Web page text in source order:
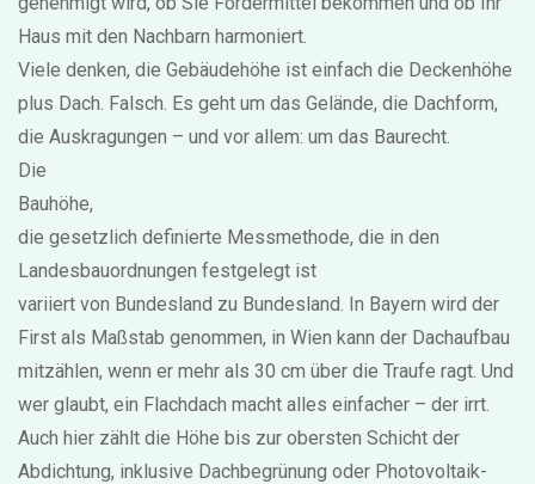
Haus mit den Nachbarn harmoniert.
Viele denken, die Gebäudehöhe ist einfach die Deckenhöhe
plus Dach. Falsch. Es geht um das Gelände, die Dachform,
die Auskragungen – und vor allem: um das Baurecht.
Die
Bauhöhe,
die gesetzlich definierte Messmethode, die in den
Landesbauordnungen festgelegt ist
variiert von Bundesland zu Bundesland. In Bayern wird der
First als Maßstab genommen, in Wien kann der Dachaufbau
mitzählen, wenn er mehr als 30 cm über die Traufe ragt. Und
wer glaubt, ein Flachdach macht alles einfacher – der irrt.
Auch hier zählt die Höhe bis zur obersten Schicht der
Abdichtung, inklusive Dachbegrünung oder Photovoltaik-